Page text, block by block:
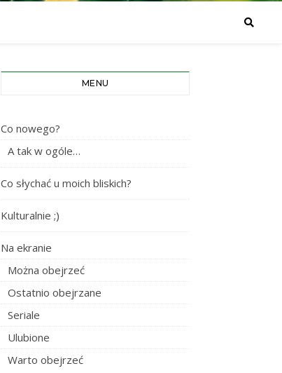
MENU
Co nowego?
A tak w ogóle…
Co słychać u moich bliskich?
Kulturalnie ;)
Na ekranie
Można obejrzeć
Ostatnio obejrzane
Seriale
Ulubione
Warto obejrzeć